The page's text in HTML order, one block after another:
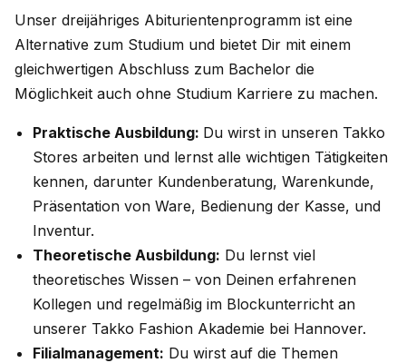
Unser dreijähriges Abiturientenprogramm ist eine
Alternative zum Studium und bietet Dir mit einem
gleichwertigen Abschluss zum Bachelor die
Möglichkeit auch ohne Studium Karriere zu machen.
Praktische Ausbildung: Du wirst in unseren Takko
Stores arbeiten und lernst alle wichtigen Tätigkeiten
kennen, darunter Kundenberatung, Warenkunde,
Präsentation von Ware, Bedienung der Kasse, und
Inventur.
Theoretische Ausbildung: Du lernst viel
theoretisches Wissen – von Deinen erfahrenen
Kollegen und regelmäßig im Blockunterricht an
unserer Takko Fashion Akademie bei Hannover.
Filialmanagement: Du wirst auf die Themen